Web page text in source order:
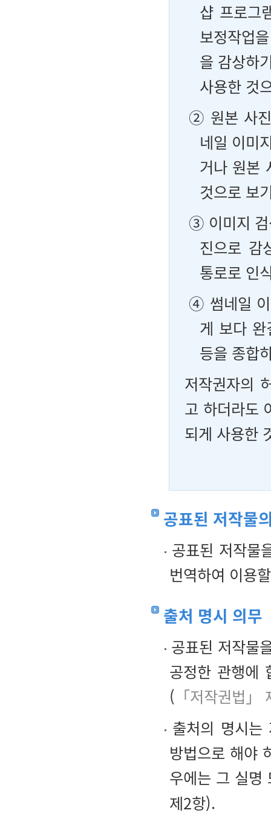
샵 프로그
보정작업
을 감상하
사용한 것
② 원본 사진
네일 이미
거나 원본
것으로 보
③ 이미지 검
진으로 감
통로로 인
④ 썸네일 이
게 보다
등을 종합
저작권자의
고 하더라도
되게 사용한
공표된 저작물
공표된 저작물
번역하여 이용
출처 명시 의무
공표된 저작물
공정한 관행에
( 「저작권법」
출처의 명시는
방법으로 해야
우에는 그 실명
제2항).